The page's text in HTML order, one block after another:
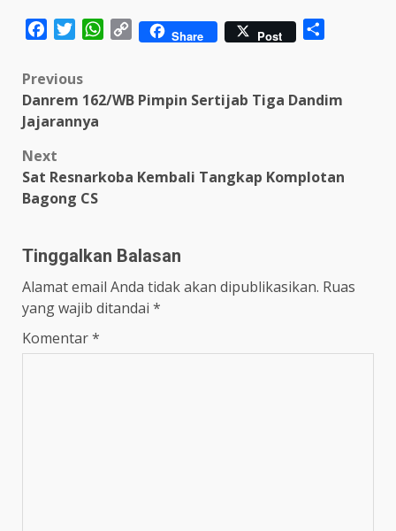
FacebookTwitterWhatsApp
Copy Share Post
Post
navigation
Previous
Danrem 162/WB Pimpin Sertijab Tiga Dandim
Jajarannya
Next
Sat Resnarkoba Kembali Tangkap Komplotan
Bagong CS
Tinggalkan Balasan
Alamat email Anda tidak akan dipublikasikan. Ruas
yang wajib ditandai *
Komentar*